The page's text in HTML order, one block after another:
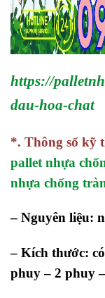
https://
dau-hoa-chat
*. Thông số kỹ
pallet nhựa
nhựa chống
– Nguyên liệu:
– Kích thước:
phuy – 2 phuy